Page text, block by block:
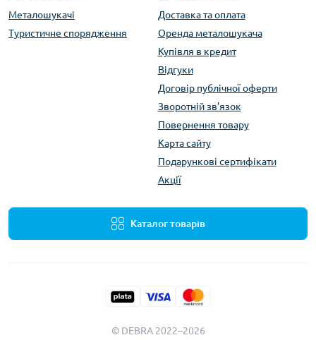
Металошукачі
Туристичне спорядження
Доставка та оплата
Оренда металошукача
Купівля в кредит
Відгуки
Договір публічної оферти
Зворотній зв’язок
Повернення товару
Карта сайту
Подарункові сертифікати
Акції
Каталог товарів
© DEBRA 2022–2026